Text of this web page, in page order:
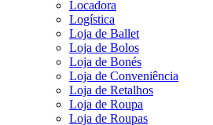
Locadora
Logística
Loja de Ballet
Loja de Bolos
Loja de Bonés
Loja de Conveniência
Loja de Retalhos
Loja de Roupa
Loja de Roupas